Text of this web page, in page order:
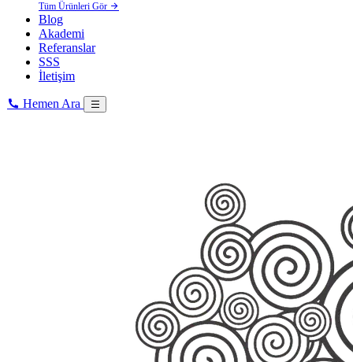
Tüm Ürünleri Gör
Blog
Akademi
Referanslar
SSS
İletişim
Hemen Ara